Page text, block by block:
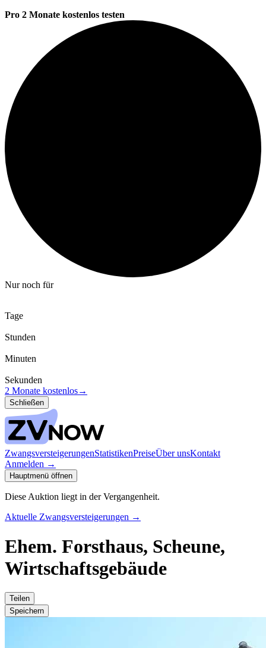
Pro 2 Monate kostenlos testen
Nur noch für
Tage
Stunden
Minuten
Sekunden
2 Monate kostenlos→
Schließen
ZwangsversteigerungenStatistikenPreiseÜber unsKontakt
Anmelden →
Hauptmenü öffnen
Diese Auktion liegt in der Vergangenheit.
Aktuelle Zwangsversteigerungen →
Ehem. Forsthaus, Scheune,
Wirtschaftsgebäude
Teilen
Speichern